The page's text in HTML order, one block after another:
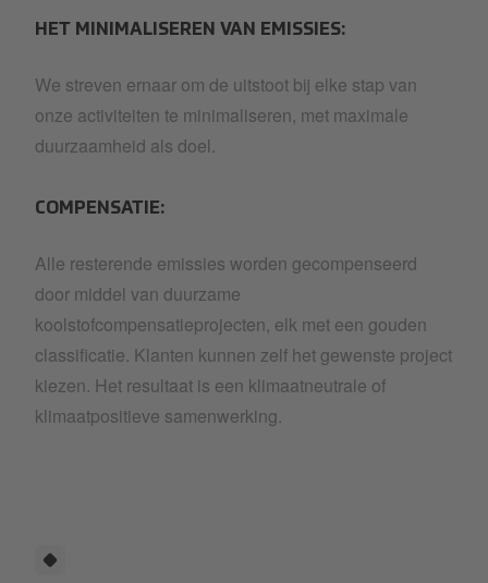
HET MINIMALISEREN VAN EMISSIES:
We streven ernaar om de uitstoot bij elke stap van
onze activiteiten te minimaliseren, met maximale
duurzaamheid als doel.
COMPENSATIE:
Alle resterende emissies worden gecompenseerd
door middel van duurzame
koolstofcompensatieprojecten, elk met een gouden
classificatie. Klanten kunnen zelf het gewenste project
kiezen. Het resultaat is een klimaatneutrale of
klimaatpositieve samenwerking.